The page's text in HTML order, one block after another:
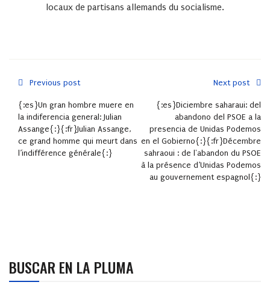
locaux de partisans allemands du socialisme.
Previous post
{:es}Un gran hombre muere en
la indiferencia general: Julian
Assange{:}{:fr}Julian Assange,
ce grand homme qui meurt dans
l’indifférence générale{:}
Next post
{:es}Diciembre saharaui: del
abandono del PSOE a la
presencia de Unidas Podemos
en el Gobierno{:}{:fr}Décembre
sahraoui : de l'abandon du PSOE
à la présence d’Unidas Podemos
au gouvernement espagnol{:}
BUSCAR EN LA PLUMA